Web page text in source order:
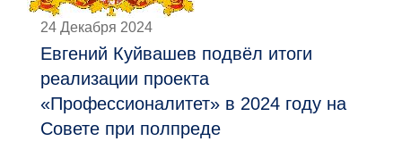
24 Декабря 2024
Евгений Куйвашев подвёл итоги
реализации проекта
«Профессионалитет» в 2024 году на
Совете при полпреде